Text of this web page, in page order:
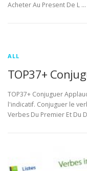
Acheter Au Present De L …
ALL
TOP37+
TOP37+ Conjuguer
l'indicatif. Conjuguer le
Verbes Du Premier Et Du